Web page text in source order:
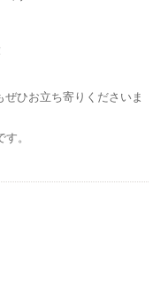
ひお立ち寄りくださいま
。